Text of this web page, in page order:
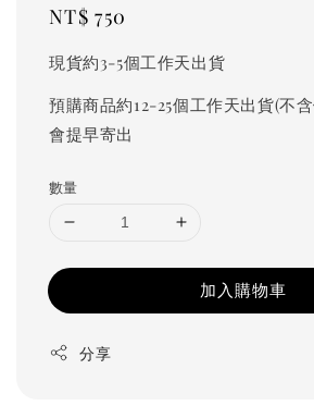
Regular
NT$ 750
現貨約3-5個工作天出貨
預購商品約12-25個工作天出貨(不
會提早寄出
數量
加入購物車
分享